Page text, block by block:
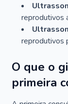
reprodutivos
reprodutivos
O que o
primeira